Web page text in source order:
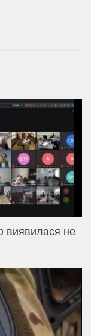
виявилася не